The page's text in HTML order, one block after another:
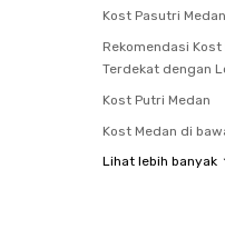
Kost Pasutri Medan
Rekomendasi Kost
Terdekat dengan
Kost Putri Medan
Kost Medan di
Lihat lebih banyak